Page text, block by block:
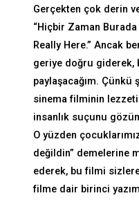
Gerçekten çok derin
“Hiçbir Zaman
Really Here.” Ancak
geriye doğru giderek,
paylaşacağım. Çünkü
sinema filminin
insanlık suçunu
O yüzden
değildin” demelerine
ederek, bu filmi
filme dair birinci